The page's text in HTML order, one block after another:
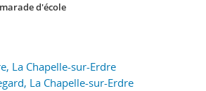
La Chapelle-sur-Erdre
La Chapelle-sur-Erdre
d'école